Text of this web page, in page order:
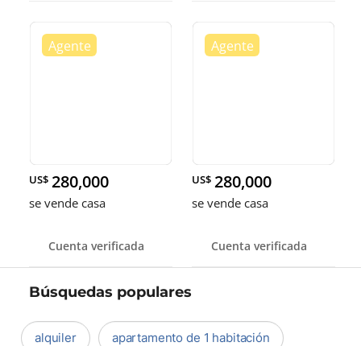
US$ 280,000
se vende casa
Cuenta verificada
US$ 280,000
se vende casa
Cuenta verificada
Búsquedas populares
alquiler apartamento de 1 habitación